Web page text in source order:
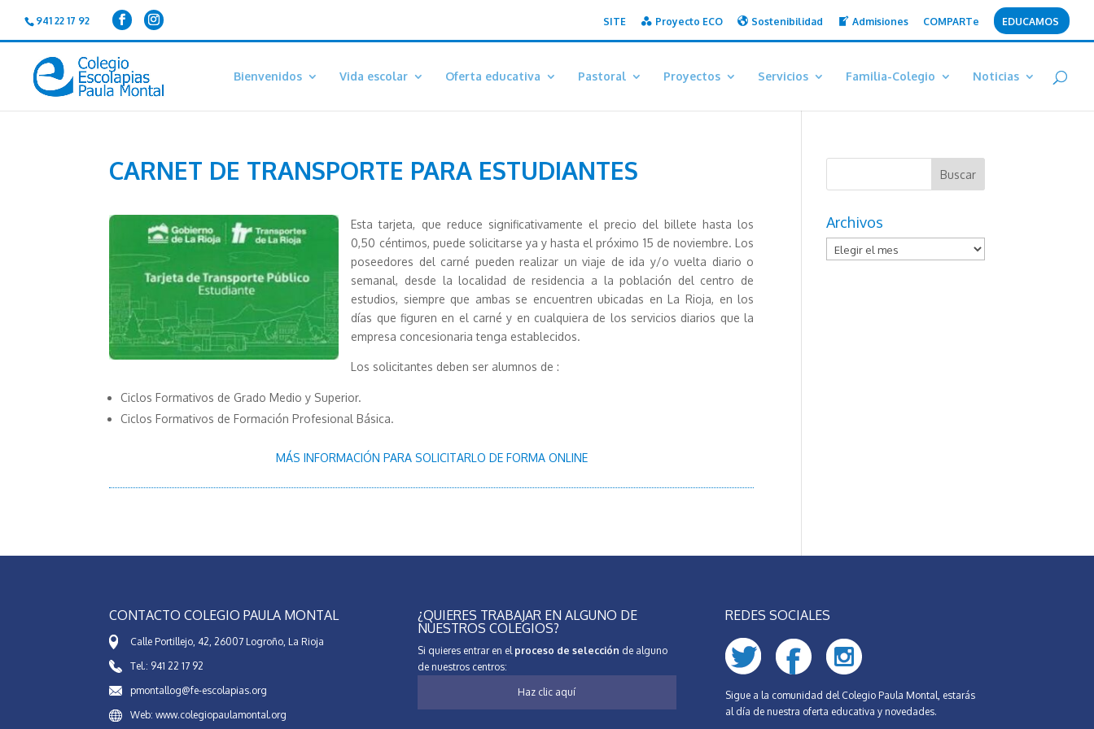
941 22 17 92 SITE Proyecto ECO Sostenibilidad Admisiones COMPARTe EDUCAMOS
Bienvenidos Vida escolar Oferta educativa Pastoral Proyectos Servicios Familia-Colegio Noticias
CARNET DE TRANSPORTE PARA ESTUDIANTES
Esta tarjeta, que reduce significativamente el precio del billete hasta los
0,50 céntimos, puede solicitarse ya y hasta el próximo 15 de noviembre. Los
poseedores del carné pueden realizar un viaje de ida y/o vuelta diario o
semanal, desde la localidad de residencia a la población del centro de
estudios, siempre que ambas se encuentren ubicadas en La Rioja, en los
días que figuren en el carné y en cualquiera de los servicios diarios que la
empresa concesionaria tenga establecidos.
Los solicitantes deben ser alumnos de :
Ciclos Formativos de Grado Medio y Superior.
Ciclos Formativos de Formación Profesional Básica.
MÁS INFORMACIÓN PARA SOLICITARLO DE FORMA ONLINE
Archivos
Archivos
CONTACTO COLEGIO PAULA MONTAL
Calle Portillejo, 42, 26007 Logroño, La Rioja
Tel.: 941 22 17 92
pmontallog@fe-escolapias.org
Web: www.colegiopaulamontal.org
¿QUIERES TRABAJAR EN ALGUNO DE
NUESTROS COLEGIOS?
Si quieres entrar en el proceso de selección de alguno
de nuestros centros:
Haz clic aquí
REDES SOCIALES
Sigue a la comunidad del Colegio Paula Montal, estarás
al día de nuestra oferta educativa y novedades.